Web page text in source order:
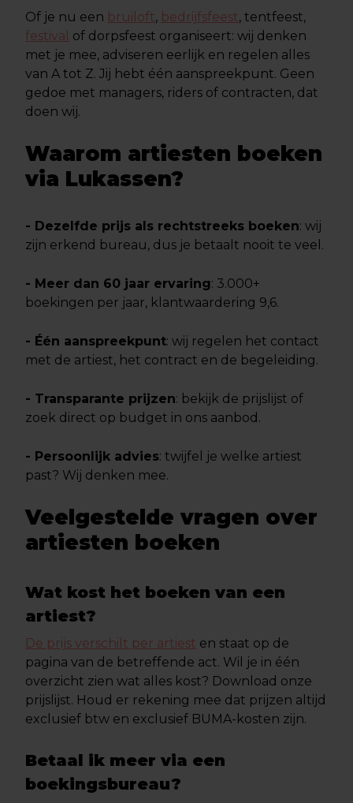
Of je nu een bruiloft, bedrijfsfeest, tentfeest,
festival of dorpsfeest organiseert: wij denken
met je mee, adviseren eerlijk en regelen alles
van A tot Z. Jij hebt één aanspreekpunt. Geen
gedoe met managers, riders of contracten, dat
doen wij.
Waarom artiesten boeken
via Lukassen?
- Dezelfde prijs als rechtstreeks boeken: wij
zijn erkend bureau, dus je betaalt nooit te veel.
- Meer dan 60 jaar ervaring: 3.000+
boekingen per jaar, klantwaardering 9,6.
- Één aanspreekpunt: wij regelen het contact
met de artiest, het contract en de begeleiding.
- Transparante prijzen: bekijk de prijslijst of
zoek direct op budget in ons aanbod.
- Persoonlijk advies: twijfel je welke artiest
past? Wij denken mee.
Veelgestelde vragen over
artiesten boeken
Wat kost het boeken van een
artiest?
De prijs verschilt per artiest en staat op de
pagina van de betreffende act. Wil je in één
overzicht zien wat alles kost? Download onze
prijslijst. Houd er rekening mee dat prijzen altijd
exclusief btw en exclusief BUMA-kosten zijn.
Betaal ik meer via een
boekingsbureau?